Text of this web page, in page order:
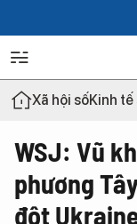
Xã hội sốKinh tế
WSJ: Vũ
phương
đột